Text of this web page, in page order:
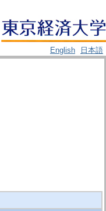
English
日本語